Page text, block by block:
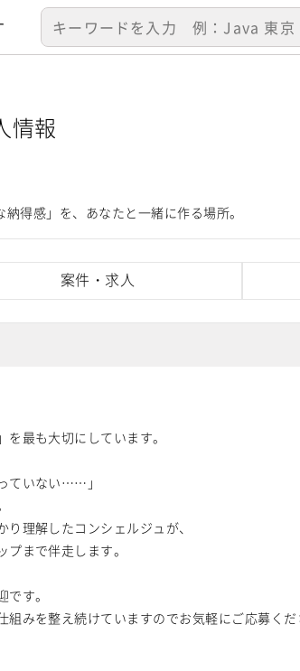
情報
得感」を、あなたと一緒に作る場所。
案件・求人
最も大切にしています。
ていない……」
理解したコンシェルジュが、
まで伴走します。
す。
みを整え続けていますのでお気軽にご応募く